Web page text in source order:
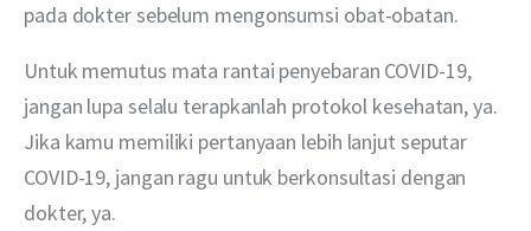
pada dokter sebelum mengonsumsi obat-obatan.
Untuk memutus mata rantai penyebaran COVID-19,
jangan lupa selalu terapkanlah protokol kesehatan, ya.
Jika kamu memiliki pertanyaan lebih lanjut seputar
COVID-19, jangan ragu untuk berkonsultasi dengan
dokter, ya.